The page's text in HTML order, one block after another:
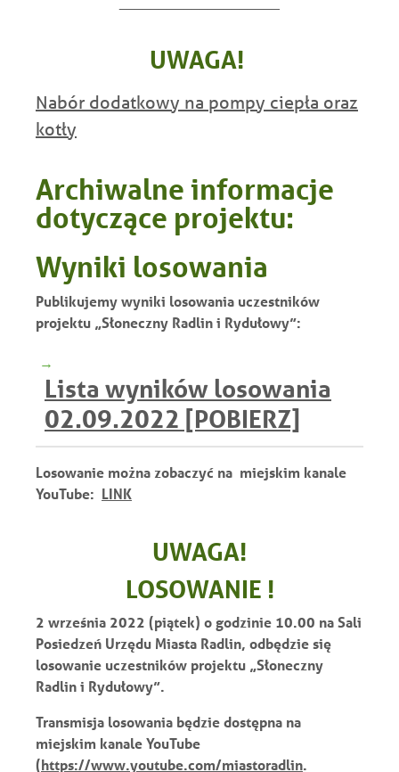
UWAGA!
Nabór dodatkowy na pompy ciepła oraz
kotły
Archiwalne informacje
dotyczące projektu:
Wyniki losowania
Publikujemy wyniki losowania uczestników
projektu „Słoneczny Radlin i Rydułowy”:
Lista wyników losowania
02.09.2022 [POBIERZ]
Losowanie można zobaczyć na miejskim kanale
YouTube: LINK
UWAGA!
LOSOWANIE !
2 września 2022 (piątek) o godzinie 10.00 na Sali
Posiedzeń Urzędu Miasta Radlin, odbędzie się
losowanie uczestników projektu „Słoneczny
Radlin i Rydułowy”.
Transmisja losowania będzie dostępna na
miejskim kanale YouTube
(https://www.youtube.com/miastoradlin.